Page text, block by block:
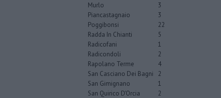
Murlo
3
Piancastagnaio
3
Poggibonsi
22
Radda In Chianti
5
Radicofani
1
Radicondoli
2
Rapolano Terme
4
San Casciano Dei Bagni
2
San Gimignano
1
San Quirico D'Orcia
2